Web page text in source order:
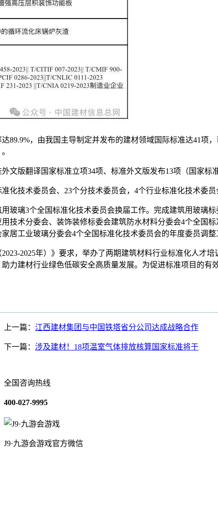
，由我国主导制定并发布的建材领域国际标准达41项，
版翻译国家标准立项34项、标准外文版发布13项（国家标
技术委员会、23个分技术委员会，4个行业标准化技术委员
璃3个全国标准化技术委员会换届工作。完成建筑用玻璃标
技术分委会、装饰装修标委会建筑防水材料分委会4个全国
居工业玻璃分委会4个全国标准化技术委员会的年度委员调整
2025年）》要求，举办了两期建筑材料行业标准化人才培
力建材行业绿色低碳安全高质量发展。为促进标准项目的有
上一篇： 江西建材集团与中国铁塔省分公司达成战略合作
下一篇： 涉及建材！18项温室气体排放核算国家标准将于
全国咨询热线
400-027-9995
J9·九游会游戏官方微信